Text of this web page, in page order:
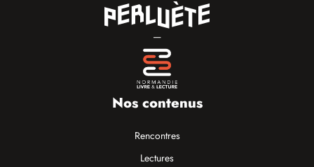
—
Nos contenus
Rencontres
Lectures